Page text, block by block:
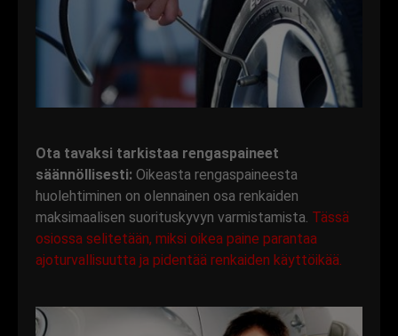
Ota tavaksi tarkistaa rengaspaineet
säännöllisesti: Oikeasta rengaspaineesta
huolehtiminen on olennainen osa renkaiden
maksimaalisen suorituskyvyn varmistamista. Tässä
osiossa selitetään, miksi oikea paine parantaa
ajoturvallisuutta ja pidentää renkaiden käyttöikää.